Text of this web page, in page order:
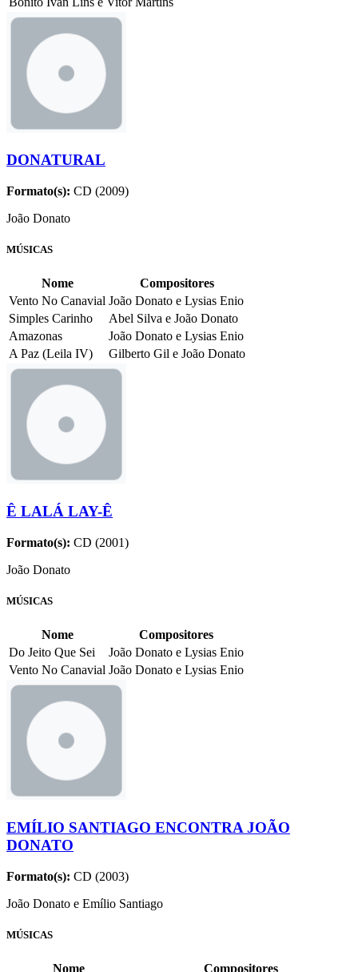
DONATURAL
Formato(s): CD (2009)
João Donato
MÚSICAS
Nome
Compositores
Vento No Canavial João Donato e Lysias Enio
Simples Carinho
Abel Silva e João Donato
Amazonas
João Donato e Lysias Enio
A Paz (Leila IV)
Gilberto Gil e João Donato
Ê LALÁ LAY-Ê
Formato(s): CD (2001)
João Donato
MÚSICAS
Nome
Compositores
Do Jeito Que Sei
João Donato e Lysias Enio
Vento No Canavial João Donato e Lysias Enio
EMÍLIO SANTIAGO ENCONTRA JOÃO
DONATO
Formato(s): CD (2003)
João Donato e Emílio Santiago
MÚSICAS
Nome Compositores